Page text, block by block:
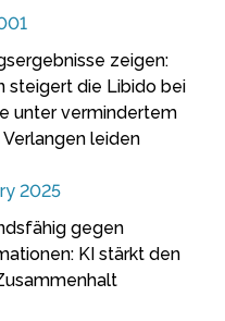
zeigen:
steigert die Libido bei
unter vermindertem
leiden
2025
gegen
KI stärkt den